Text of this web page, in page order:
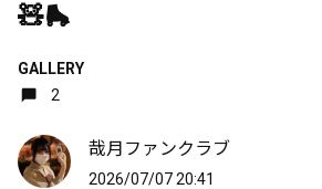
🧸🛼
GALLERY
2
哉月ファンクラブ
2026/07/07 20:41